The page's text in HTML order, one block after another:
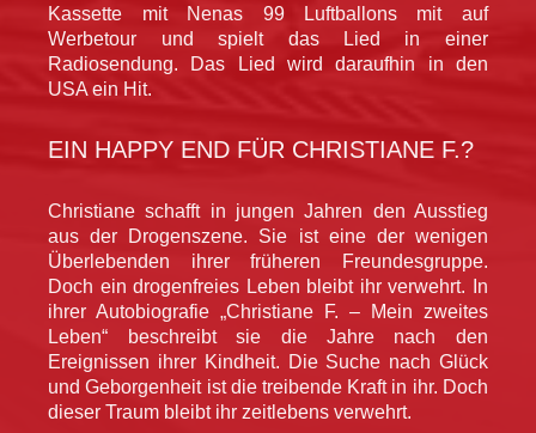
Kassette mit Nenas 99 Luftballons mit auf
Werbetour und spielt das Lied in einer
Radiosendung. Das Lied wird daraufhin in den
USA ein Hit.
EIN HAPPY END FÜR CHRISTIANE F.?
Christiane schafft in jungen Jahren den Ausstieg
aus der Drogenszene. Sie ist eine der wenigen
Überlebenden ihrer früheren Freundesgruppe.
Doch ein drogenfreies Leben bleibt ihr verwehrt. In
ihrer Autobiografie „Christiane F. – Mein zweites
Leben“ beschreibt sie die Jahre nach den
Ereignissen ihrer Kindheit. Die Suche nach Glück
und Geborgenheit ist die treibende Kraft in ihr. Doch
dieser Traum bleibt ihr zeitlebens verwehrt.